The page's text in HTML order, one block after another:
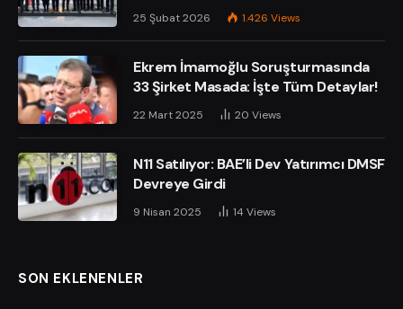
25 Şubat 2026 1.426 Views
Ekrem İmamoğlu Soruşturmasında
33 Şirket Masada: İşte Tüm Detaylar!
22 Mart 2025 20 Views
N11 Satılıyor: BAE’li Dev Yatırımcı DMSF
Devreye Girdi
9 Nisan 2025 14 Views
SON EKLENENLER